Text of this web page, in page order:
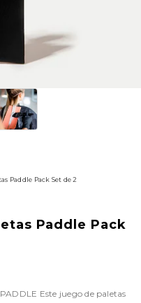
Paddle Pack Set de 2
Paddle Pack
Este juego de paletas